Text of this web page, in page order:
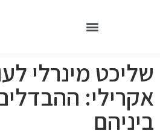
שליכט מינרלי
אקרילי:
ביניהם